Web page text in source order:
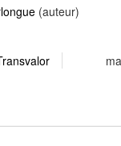
(auteur)